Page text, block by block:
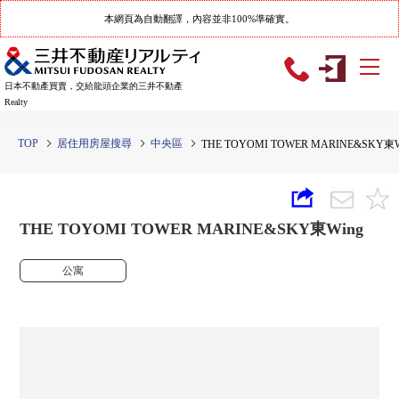
本網頁為自動翻譯，內容並非100%準確實。
日本不動產買賣，交給龍頭企業的三井不動產
Realty
TOP 居住用房屋搜尋 中央區 THE TOYOMI TOWER MARINE&SKY東
THE TOYOMI TOWER MARINE&SKY東Wing
公寓